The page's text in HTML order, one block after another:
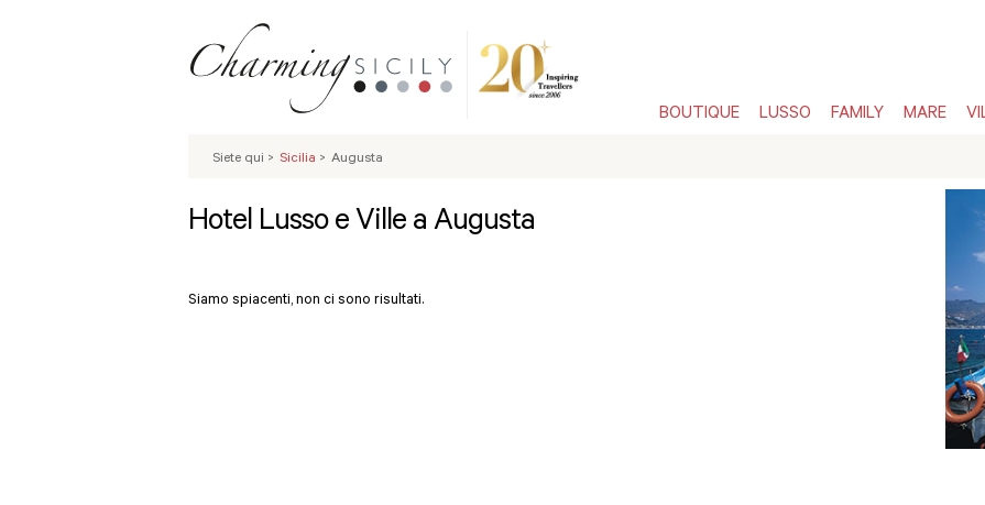
BOUTIQUE LUSSO FAMILY MARE
Siete qui > Sicilia > Augusta
Hotel Lusso e Ville a Augusta
Siamo spiacenti, non ci sono risultati.